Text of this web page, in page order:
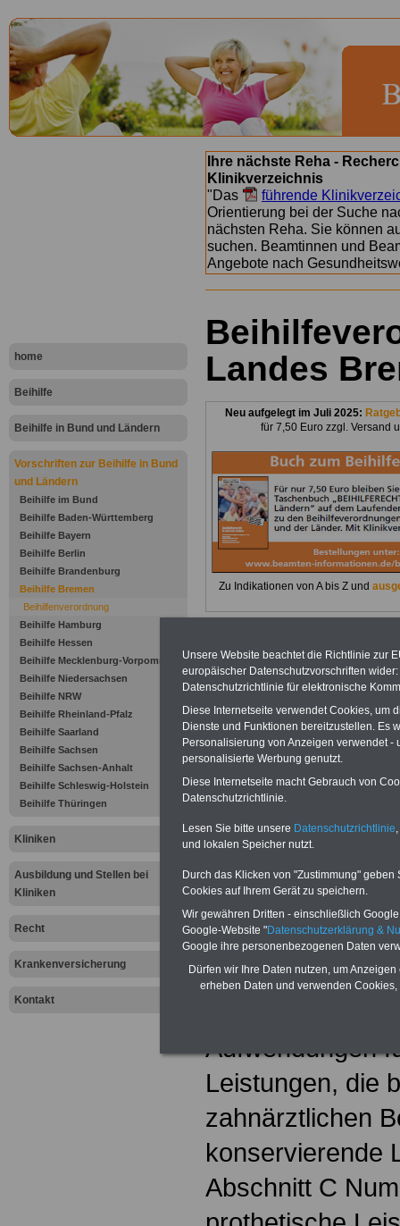
home
Beihilfe
Beihilfe in Bund und Ländern
Vorschriften zur Beihilfe in Bund
und Ländern
Beihilfe im Bund
Beihilfe Baden-Württemberg
Beihilfe Bayern
Beihilfe Berlin
Beihilfe Brandenburg
Beihilfe Bremen
Beihilfenverordnung
Beihilfe Hamburg
Beihilfe Hessen
Beihilfe Mecklenburg-Vorpommern
Beihilfe Niedersachsen
Beihilfe NRW
Beihilfe Rheinland-Pfalz
Beihilfe Saarland
Beihilfe Sachsen
Beihilfe Sachsen-Anhalt
Beihilfe Schleswig-Holstein
Beihilfe Thüringen
Kliniken
Ausbildung und Stellen bei
Kliniken
Recht
Krankenversicherung
Kontakt
Ihre nächste Reha -
Klinikverzeichnis
"Das
führende
Orientierung bei der Suche
nächsten Reha. Sie können
suchen. Beamtinnen und
Angebote nach
Landes
Neu aufgelegt im Juli 2025:
für 7,50 Euro zzgl. Versand
Zu Indikationen von A bis Z und
Zur Übersicht
Bremen:
Anlage 2 (zu §
und § 7
Zahnärztliche
Aufwendungen
den folgenden
Aufwendungen
Leistungen, die
zahnärztlichen
konservierende
Abschnitt C
Unsere Website beachtet die Richtlinie zur
europäischer Datenschutzvorschriften
Datenschutzrichtlinie für elektronische
Diese Internetseite verwendet Cookies, um
Dienste und Funktionen bereitzustellen. Es
Personalisierung von Anzeigen verwendet
personalisierte Werbung genutzt.
Diese Internetseite macht Gebrauch von
Datenschutzrichtlinie.
Lesen Sie bitte unsere Datenschutzrichtlinie
und lokalen Speicher nutzt.
Durch das Klicken von "Zustimmung"
Cookies auf Ihrem Gerät zu speichern.
Wir gewähren Dritten - einschließlich
Google-Website "Datenschutzerklärung &
Google ihre personenbezogenen Daten
Dürfen wir Ihre Daten nutzen, um
erheben Daten und verwenden